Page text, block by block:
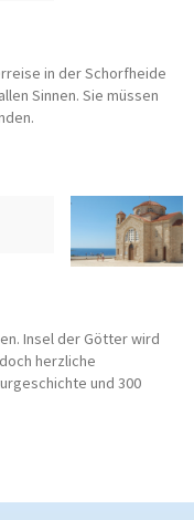
in der Schorfheide
Sinnen. Sie müssen
Insel der Götter wird
herzliche
und 300